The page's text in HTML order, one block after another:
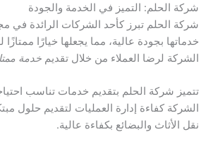
شركة الحلم: التميز في الخدمة والجودة
شركة الحلم تبرز كأحد الشركات الرائدة في
خدماتها بجودة عالية، مما يجعلها خيارًا
الشركة لرضا العملاء من خلال تقديم خدمة
تتميز شركة الحلم بتقديم خدمات تناسب
الشركة كفاءة إدارة العمليات لتقديم حلول
نقل الأثاث والبضائع بكفاءة عالية.